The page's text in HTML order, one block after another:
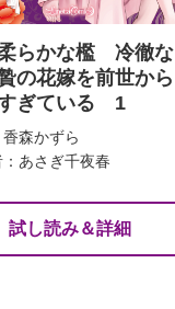
らかな檻 冷徹な
の花嫁を前世から
ぎている 1
森かずら
：あさぎ千夜春
試し読み＆詳細